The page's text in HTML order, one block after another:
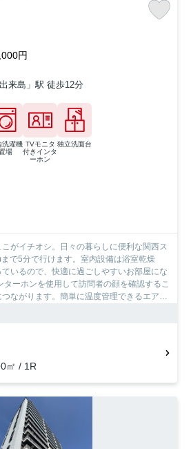
円
来島」駅 徒歩12分
洗濯機
場
TVモニタ
付きインタ
ーホン
独立洗面台
こがイチオシ。日々の暮らしに便利な関西ス
で5分で行けます。室内設備は浴室乾燥
いるので、快適に過ごしやすいお部屋にな
ターホンを使用して訪問者の顔を確認するこ
ながります。簡単に温度管理できるエアコ
探しの条件というのは、人によって異なり
せ窓口なら、お客様の希望条件にマッチし
、大阪市西淀川区周辺の住まい探しはお任
㎡ / 1R